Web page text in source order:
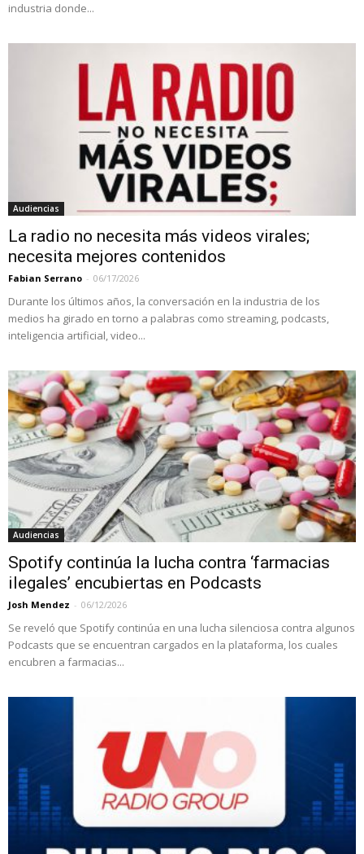
industria donde...
Audiencias
La radio no necesita más videos virales;
necesita mejores contenidos
Fabian Serrano - 06/17/2026
Durante los últimos años, la conversación en la industria de los
medios ha girado en torno a palabras como streaming, podcasts,
inteligencia artificial, video...
Audiencias
Spotify continúa la lucha contra ‘farmacias
ilegales’ encubiertas en Podcasts
Josh Mendez - 06/12/2026
Se reveló que Spotify continúa en una lucha silenciosa contra algunos
Podcasts que se encuentran cargados en la plataforma, los cuales
encubren a farmacias...